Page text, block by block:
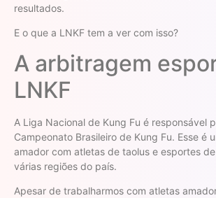
resultados.
E o que a LNKF tem a ver com isso?
A arbitragem
LNKF
A Liga Nacional de Kung Fu é responsável
Campeonato Brasileiro de Kung Fu. Esse é
amador com atletas de taolus e esportes
várias regiões do país.
Apesar de trabalharmos com atletas